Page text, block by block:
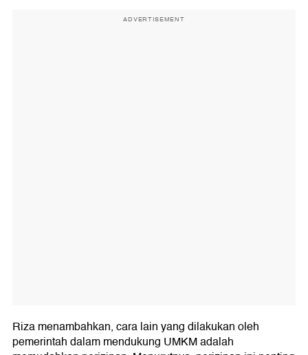
ADVERTISEMENT
Riza menambahkan, cara lain yang dilakukan oleh
pemerintah dalam mendukung UMKM adalah